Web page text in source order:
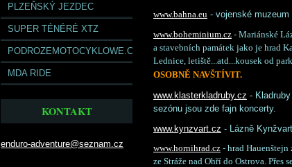
PLZEŇSKÝ JEZDEC
SUPER TÉNÉRÉ XTZ
PODROZEMOTOCYKLOWE.COM
MDA RIDE
KONTAKT
enduro-adventure@seznam.cz
www.bahna.eu - vojenské
www.boheminium.cz - Mariánské
a stavebních památek jako je hrad
Lednice, letiště...atd...kousek od
OSOBNĚ NAVŠTÍVIT.
www.klasterkladruby.cz -
sezónu jsou zde fajn koncerty.
www.kynzvart.cz - Lázně
www.hornihrad.cz - hrad
ze Stráže nad Ohří do Ostrova. Přes